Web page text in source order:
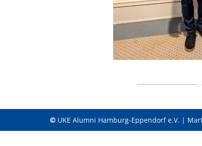
© UKE Alumni Hamburg-Eppendorf e.V. |